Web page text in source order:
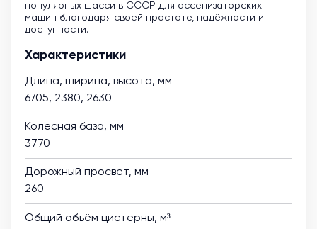
популярных шасси в СССР для ассенизаторских
машин благодаря своей простоте, надёжности и
доступности.
Характеристики
Длина, ширина, высота, мм
6705, 2380, 2630
Колесная база, мм
3770
Дорожный просвет, мм
260
Общий объём цистерны, м³